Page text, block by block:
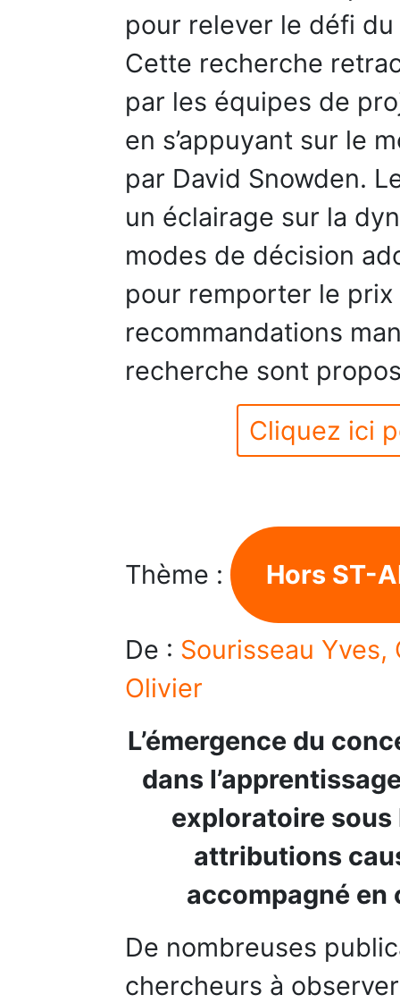
pour relever le défi
Cette recherche
par les équipes de
en s’appuyant sur le
par David Snowden.
un éclairage sur la
modes de décision
pour remporter le
recommandations
recherche sont
Cliquez ici
Thème : Hors ST-
De : Sourisseau
Olivier
L’émergence du
dans
exploratoire sous
attributions
accompagné
De nombreuses
chercheurs à